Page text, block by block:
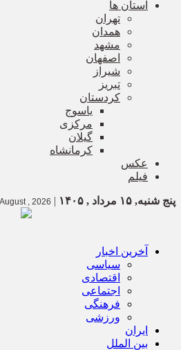
استان ها
تهران
همدان
مشهد
اصفهان
شیراز
تبریز
کردستان
یاسوج
مرکزی
گیلان
کرمانشاه
عکس
فیلم
پنج شنبه, ۱۵ مرداد , ۱۴۰۵ |
, 2026
آخرین اخبار
سیاسی
اقتصادی
اجتماعی
فرهنگی
ورزشی
ایران
بین الملل